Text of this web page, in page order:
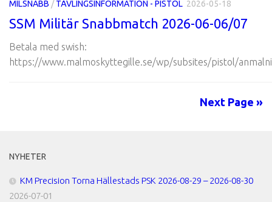
MILSNABB /TÄVLINGSINFORMATION - PISTOL 2026-05-18
SSM Militär Snabbmatch 2026-06-06/07
Betala med swish:
https://www.malmoskyttegille.se/wp/subsites/pistol/
Next Page »
NYHETER
KM Precision Torna Hällestads PSK 2026-08-29 – 2026-08-30
2026-07-01